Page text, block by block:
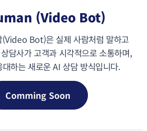
(Video Bot)
Bot)은 실제 사람처럼 말하고
담사가 고객과 시각적으로 소통하며,
하는 새로운 AI 상담 방식입니다.
Comming Soon